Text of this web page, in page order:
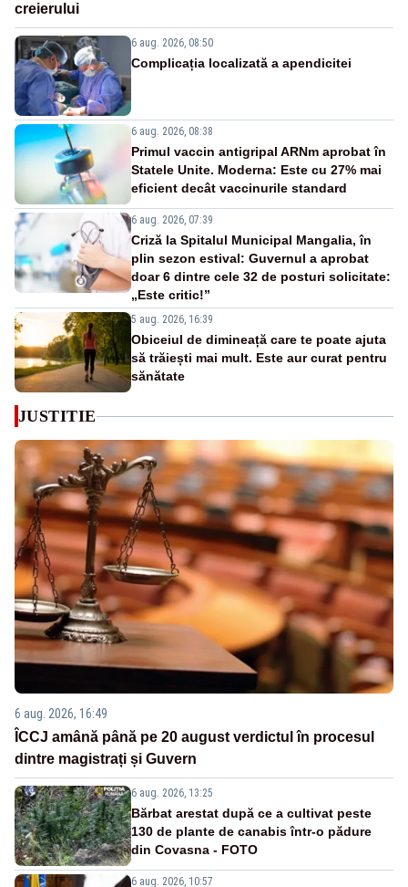
creierului
6 aug. 2026, 08:50
Complicația localizată a apendicitei
6 aug. 2026, 08:38
Primul vaccin antigripal ARNm aprobat în
Statele Unite. Moderna: Este cu 27% mai
eficient decât vaccinurile standard
6 aug. 2026, 07:39
Criză la Spitalul Municipal Mangalia, în
plin sezon estival: Guvernul a aprobat
doar 6 dintre cele 32 de posturi solicitate:
„Este critic!”
5 aug. 2026, 16:39
Obiceiul de dimineață care te poate ajuta
să trăiești mai mult. Este aur curat pentru
sănătate
JUSTITIE
6 aug. 2026, 16:49
ÎCCJ amână până pe 20 august verdictul în procesul
dintre magistrați și Guvern
6 aug. 2026, 13:25
Bărbat arestat după ce a cultivat peste
130 de plante de canabis într-o pădure
din Covasna - FOTO
6 aug. 2026, 10:57